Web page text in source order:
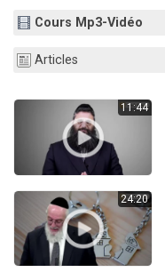
Cours Mp3-Vidéo
Articles
11:44
24:20